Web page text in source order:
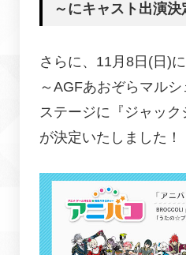
～にキャスト出演決
さらに、11月8日(日)
～AGFあおぞらマル
ステージに『 ジャック
が決定いたしました！